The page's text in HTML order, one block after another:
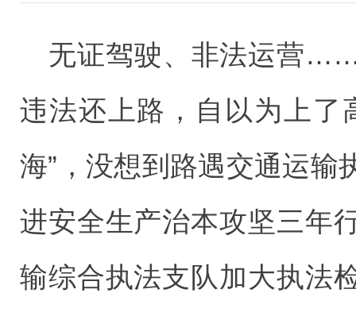
无证驾驶、非法运营
违法还上路，自以为上了
海”，没想到路遇交通运
进安全生产治本攻坚三年
输综合执法支队加大执法